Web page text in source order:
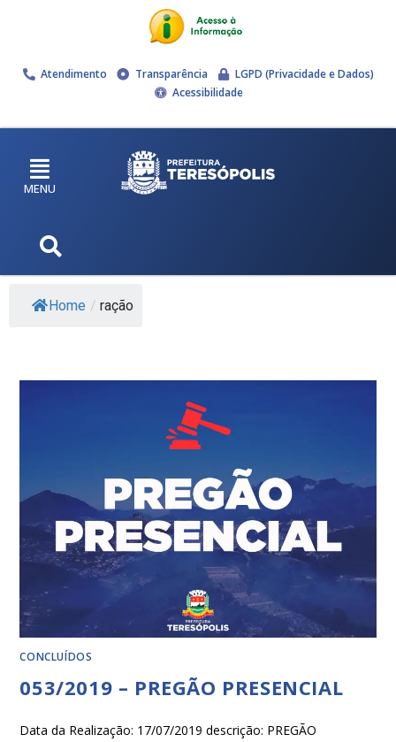
Atendimento Transparência
LGPD (Privacidade e Dados)
Acessibilidade
MENU
Home / ração
CONCLUÍDOS
053/2019 – PREGÃO PRESENCIAL
Data da Realização: 17/07/2019 descrição: PREGÃO